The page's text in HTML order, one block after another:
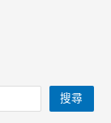
搜尋